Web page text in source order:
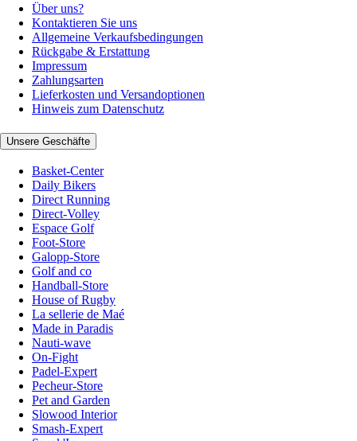
Über uns?
Kontaktieren Sie uns
Allgemeine Verkaufsbedingungen
Rückgabe & Erstattung
Impressum
Zahlungsarten
Lieferkosten und Versandoptionen
Hinweis zum Datenschutz
Unsere Geschäfte
Basket-Center
Daily Bikers
Direct Running
Direct-Volley
Espace Golf
Foot-Store
Galopp-Store
Golf and co
Handball-Store
House of Rugby
La sellerie de Maé
Made in Paradis
Nauti-wave
On-Fight
Padel-Expert
Pecheur-Store
Pet and Garden
Slowood Interior
Smash-Expert